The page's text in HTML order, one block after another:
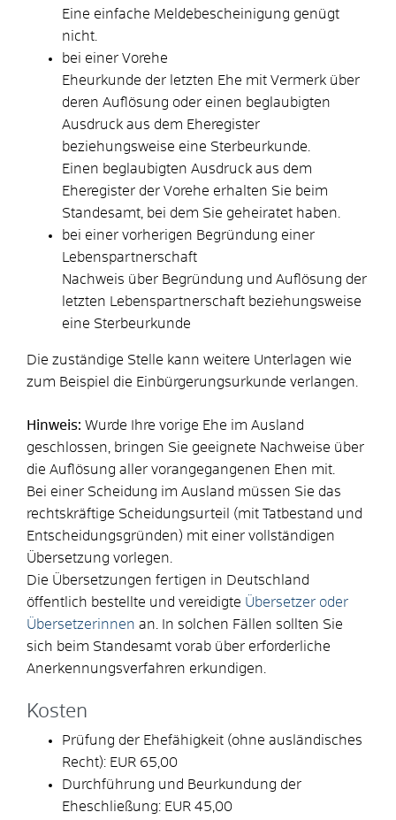
Eine einfache Meldebescheinigung genügt
nicht.
bei einer Vorehe
Eheurkunde der letzten Ehe mit Vermerk über
deren Auflösung oder einen beglaubigten
Ausdruck aus dem Eheregister
beziehungsweise eine Sterbeurkunde.
Einen beglaubigten Ausdruck aus dem
Eheregister der Vorehe erhalten Sie beim
Standesamt, bei dem Sie geheiratet haben.
bei einer vorherigen Begründung einer
Lebenspartnerschaft
Nachweis über Begründung und Auflösung der
letzten Lebenspartnerschaft beziehungsweise
eine Sterbeurkunde
Die zuständige Stelle kann weitere Unterlagen wie
zum Beispiel die Einbürgerungsurkunde verlangen.
Hinweis: Wurde Ihre vorige Ehe im Ausland
geschlossen, bringen Sie geeignete Nachweise über
die Auflösung aller vorangegangenen Ehen mit.
Bei einer Scheidung im Ausland müssen Sie das
rechtskräftige Scheidungsurteil (mit Tatbestand und
Entscheidungsgründen) mit einer vollständigen
Übersetzung vorlegen.
Die Übersetzungen fertigen in Deutschland
öffentlich bestellte und vereidigte Übersetzer oder
Übersetzerinnen an. In solchen Fällen sollten Sie
sich beim Standesamt vorab über erforderliche
Anerkennungsverfahren erkundigen.
Kosten
Prüfung der Ehefähigkeit (ohne ausländisches
Recht): EUR 65,00
Durchführung und Beurkundung der
Eheschließung: EUR 45,00